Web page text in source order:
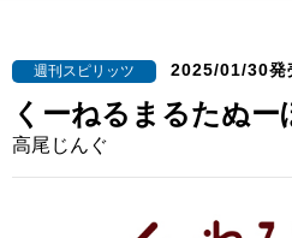
週刊スピリッツ 2025/01/30発
くーねるまるたぬ
高尾じんぐ